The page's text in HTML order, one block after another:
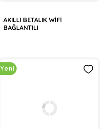
AKILLI BETALIK WİFİ
BAĞLANTILI
Yeni